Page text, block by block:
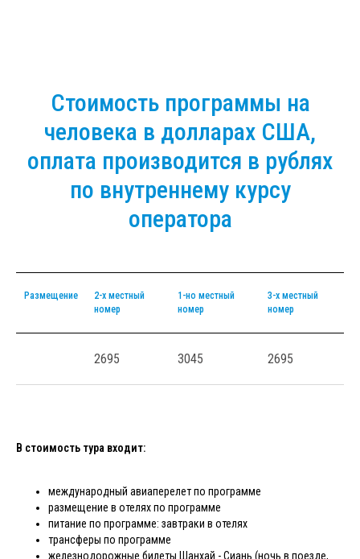
Стоимость программы на
человека в долларах США,
оплата производится в рублях
по внутреннему курсу
оператора
Размещение
2-х местный
номер
1-но местный
номер
3-х местный
номер
2695 3045 2695
В стоимость тура входит:
международный авиаперелет по программе
размещение в отелях по программе
питание по программе: завтраки в отелях
трансферы по программе
железнодорожные билеты Шанхай - Сиань (ночь в поезде,